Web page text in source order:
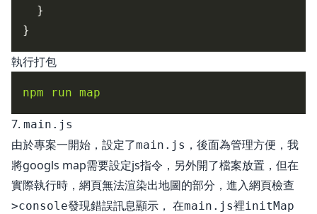
執行打包
npm run map
7. main.js
由於專案一開始，設定了main.js ，後面為管理方便，我
將googls map需要設定js指令，另外開了檔案放置，但在
實際執行時，網頁無法渲染出地圖的部分，進入網頁檢查
>console發現錯誤訊息顯示， 在main.js裡initMap